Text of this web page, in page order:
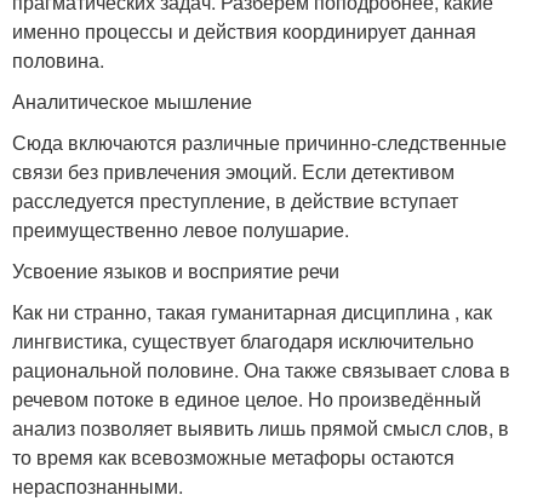
именно процессы и действия координирует данная
половина.
Аналитическое мышление
Сюда включаются различные причинно-следственные
связи без привлечения эмоций. Если детективом
расследуется преступление, в действие вступает
преимущественно левое полушарие.
Усвоение языков и восприятие речи
Как ни странно, такая гуманитарная дисциплина , как
лингвистика, существует благодаря исключительно
рациональной половине. Она также связывает слова в
речевом потоке в единое целое. Но произведённый
анализ позволяет выявить лишь прямой смысл слов, в
то время как всевозможные метафоры остаются
нераспознанными.